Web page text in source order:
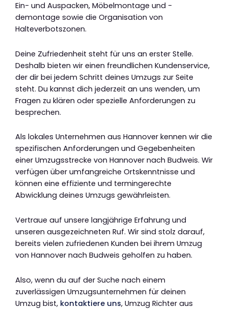
Ein- und Auspacken, Möbelmontage und -
demontage sowie die Organisation von
Halteverbotszonen.
Deine Zufriedenheit steht für uns an erster Stelle.
Deshalb bieten wir einen freundlichen Kundenservice,
der dir bei jedem Schritt deines Umzugs zur Seite
steht. Du kannst dich jederzeit an uns wenden, um
Fragen zu klären oder spezielle Anforderungen zu
besprechen.
Als lokales Unternehmen aus Hannover kennen wir die
spezifischen Anforderungen und Gegebenheiten
einer Umzugsstrecke von Hannover nach Budweis. Wir
verfügen über umfangreiche Ortskenntnisse und
können eine effiziente und termingerechte
Abwicklung deines Umzugs gewährleisten.
Vertraue auf unsere langjährige Erfahrung und
unseren ausgezeichneten Ruf. Wir sind stolz darauf,
bereits vielen zufriedenen Kunden bei ihrem Umzug
von Hannover nach Budweis geholfen zu haben.
Also, wenn du auf der Suche nach einem
zuverlässigen Umzugsunternehmen für deinen
Umzug bist, kontaktiere uns, Umzug Richter aus